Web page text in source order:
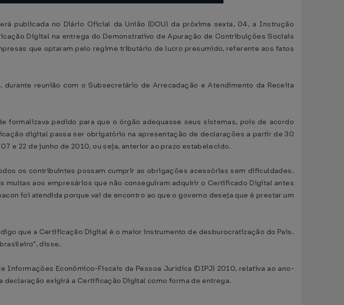
publicada no Diário Oficial da União (DOU) da próxima sexta, 04, a Instrução
Digital na entrega do Demonstrativo de Apuração de Contribuições Sociais
que optaram pelo regime tributário de lucro presumido, referente aos fatos
reunião com o Subsecretário de Arrecadação e Atendimento da Receita
formalizava pedido para que o órgão adequasse seus sistemas, pois de acordo
digital passa ser obrigatório na apresentação de declarações a partir de 30
e 22 de junho de 2010, ou seja, anterior ao prazo estabelecido.
os contribuintes possam cumprir as obrigações acessórias sem dificuldades.
multas aos empresários que não conseguiram adquirir o Certificado Digital antes
foi atendida porque vai de encontro ao que o governo deseja que é prestar um
que a Certificação Digital é o maior instrumento de desburocratização do País.
disse.
Informações Econômico-Fiscais da Pessoa Jurídica (DIPJ) 2010, relativa ao ano-
exigirá a Certificação Digital como forma de entrega.